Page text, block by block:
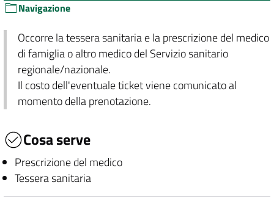
Navigazione
Occorre la tessera sanitaria e la prescrizione del medico
di famiglia o altro medico del Servizio sanitario
regionale/nazionale.
Il costo dell'eventuale ticket viene comunicato al
momento della prenotazione.
Cosa serve
Prescrizione del medico
Tessera sanitaria